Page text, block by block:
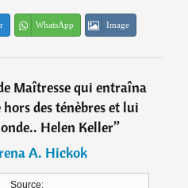
WhatsApp Image
Maîtresse qui entraîna
des ténèbres et lui
Helen Keller”
A. Hickok
Source: